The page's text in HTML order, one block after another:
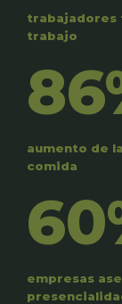
trabajadores
trabajo
aumento de
comida
empresas